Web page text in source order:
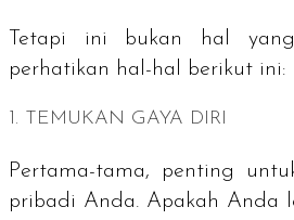
Tetapi ini bukan hal
perhatikan hal-hal berikut ini:
1. TEMUKAN GAYA DIRI
Pertama-tama, penting
pribadi Anda. Apakah Anda